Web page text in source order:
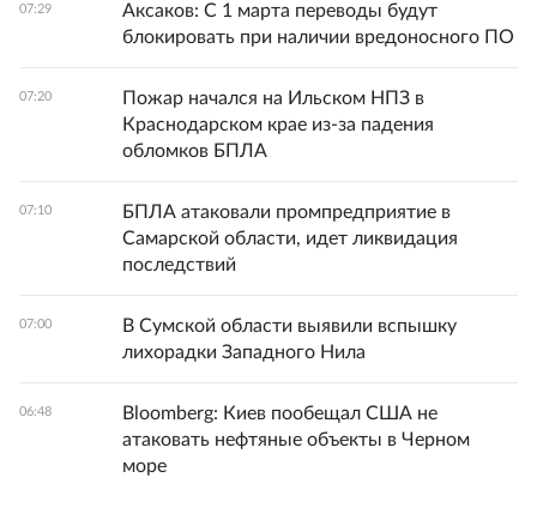
07:29
Аксаков: С 1 марта переводы будут
блокировать при наличии вредоносного ПО
07:20
Пожар начался на Ильском НПЗ в
Краснодарском крае из-за падения
обломков БПЛА
07:10
БПЛА атаковали промпредприятие в
Самарской области, идет ликвидация
последствий
07:00
В Сумской области выявили вспышку
лихорадки Западного Нила
06:48
Bloomberg: Киев пообещал США не
атаковать нефтяные объекты в Черном
море